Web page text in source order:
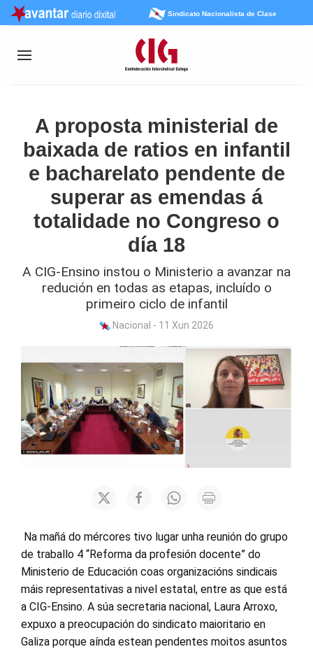
Sindicato Nacionalista de Clase
A proposta ministerial de
baixada de ratios en infantil
e bacharelato pendente de
superar as emendas á
totalidade no Congreso o
día 18
A CIG-Ensino instou o Ministerio a avanzar na
redución en todas as etapas, incluído o
primeiro ciclo de infantil
Nacional - 11 Xun 2026
Na mañá do mércores tivo lugar unha reunión do grupo
de traballo 4 “Reforma da profesión docente” do
Ministerio de Educación coas organizacións sindicais
máis representativas a nivel estatal, entre as que está
a CIG-Ensino. A súa secretaria nacional, Laura Arroxo,
expuxo a preocupación do sindicato maioritario en
Galiza porque aínda estean pendentes moitos asuntos